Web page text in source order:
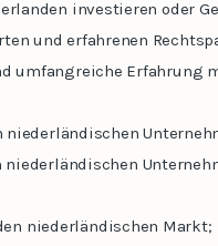
investieren oder
und erfahrenen
umfangreiche Erfahrung
niederländischen
niederländischen Markt;